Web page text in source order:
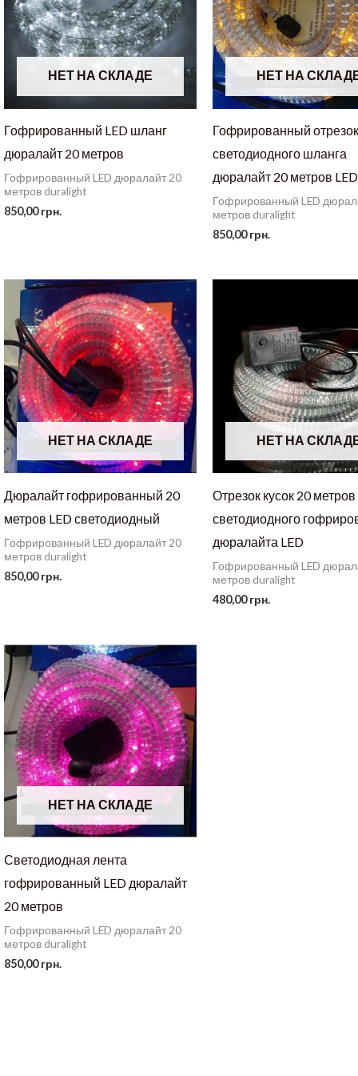
НЕТ НА СКЛАДЕ
Гофрированный LED шланг
дюралайт 20 метров
Гофрированный LED дюралайт 20
метров duralight
850,00грн.
НЕТ НА
Гофрированный
светодиодного шланга
дюралайт 20 метров LED
Гофрированный LED
метров duralight
850,00грн.
НЕТ НА СКЛАДЕ
Дюралайт гофрированный 20
метров LED светодиодный
Гофрированный LED дюралайт 20
метров duralight
850,00грн.
НЕТ НА
Отрезок кусок 20 метров
светодиодного
дюралайта LED
Гофрированный LED
метров duralight
480,00грн.
НЕТ НА СКЛАДЕ
Светодиодная лента
гофрированный LED дюралайт
20 метров
Гофрированный LED дюралайт 20
метров duralight
850,00грн.